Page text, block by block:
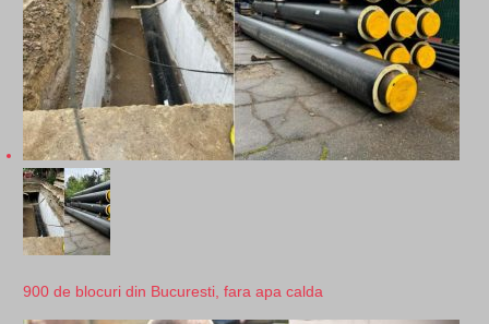
900 de blocuri din Bucuresti, fara apa calda